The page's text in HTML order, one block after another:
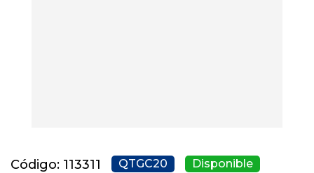
Código: 113311 QTGC20 Disponible